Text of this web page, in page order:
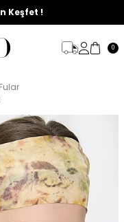
Başladı !
Keşfet !
0
Fular